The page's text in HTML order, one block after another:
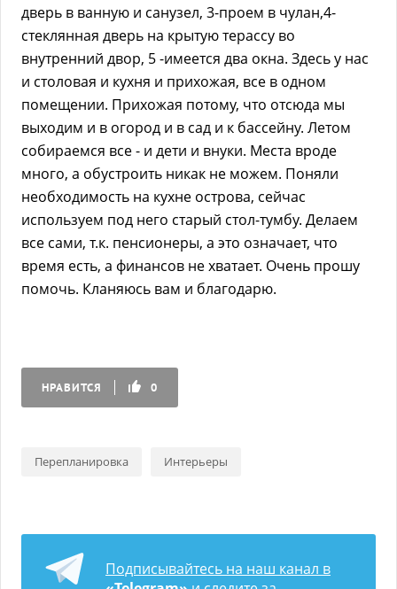
дверь в ванную и санузел, 3-проем в чулан,4-
стеклянная дверь на крытую терассу во
внутренний двор, 5 -имеется два окна. Здесь у нас
и столовая и кухня и прихожая, все в одном
помещении. Прихожая потому, что отсюда мы
выходим и в огород и в сад и к бассейну. Летом
собираемся все - и дети и внуки. Места вроде
много, а обустроить никак не можем. Поняли
необходимость на кухне острова, сейчас
используем под него старый стол-тумбу. Делаем
все сами, т.к. пенсионеры, а это означает, что
время есть, а финансов не хватает. Очень прошу
помочь. Кланяюсь вам и благодарю.
НРАВИТСЯ 0
Перепланировка Интерьеры
Подписывайтесь на наш канал в